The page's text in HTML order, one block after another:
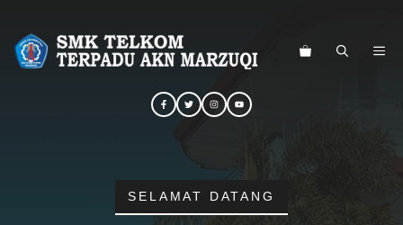
SELAMAT DATANG